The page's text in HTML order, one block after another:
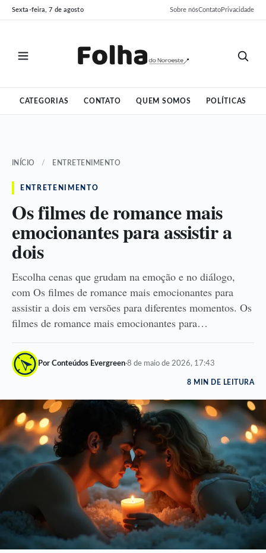
Pular
para
Pular
para
Sexta-feira, 7 de agosto Sobre nósContatoPrivacidade
CATEGORIAS CONTATO QUEM SOMOS POLÍTICAS
INÍCIO / ENTRETENIMENTO
ENTRETENIMENTO
Os filmes de romance mais
emocionantes para assistir a
dois
Escolha cenas que grudam na emoção e no diálogo,
com Os filmes de romance mais emocionantes para
assistir a dois em versões para diferentes momentos. Os
filmes de romance mais emocionantes para…
Por Conteúdos Evergreen·8 de maio de 2026, 17:43
8 MIN DE LEITURA